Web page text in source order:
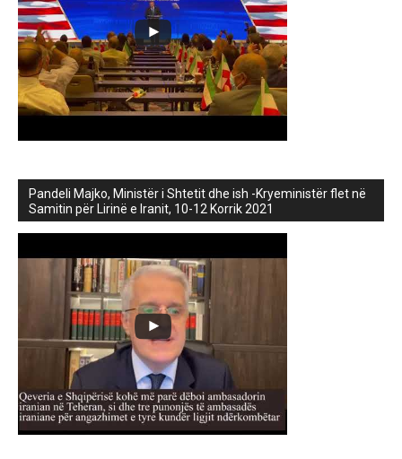
Pandeli Majko, Ministër i Shtetit dhe ish -Kryeministër flet në
Samitin për Lirinë e Iranit, 10-12 Korrik 2021